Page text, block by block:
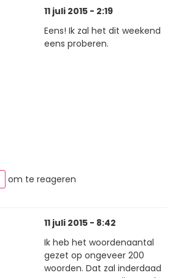
11 juli 2015 - 2:19
Eens! Ik zal het dit weekend
eens proberen.
om te reageren
11 juli 2015 - 8:42
Ik heb het woordenaantal
gezet op ongeveer 200
woorden. Dat zal inderdaad